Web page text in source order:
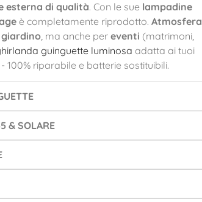
esterna di qualità. Con le sue lampadine
è completamente riprodotto. Atmosfera
giardino, ma anche per eventi (matrimoni,
guinguette luminosa adatta ai tuoi
100% riparabile e batterie sostituibili.
& SOLARE